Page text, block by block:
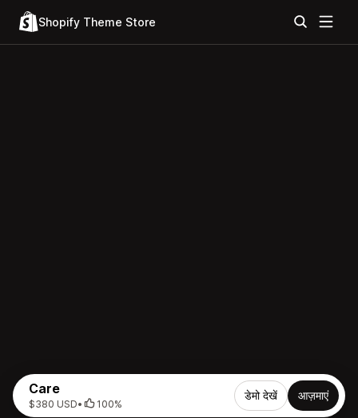
Shopify Theme Store
Care
$380 USD• 100%
डेमो देखें आज़माएं